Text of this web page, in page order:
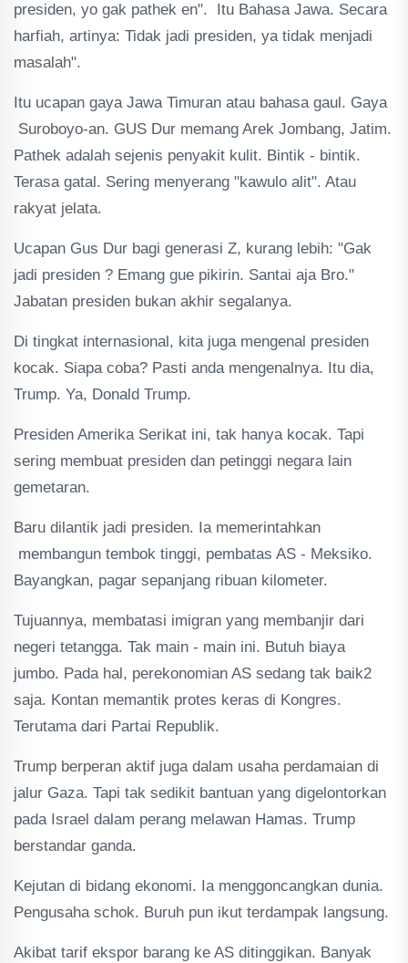
presiden, yo gak pathek en". Itu Bahasa Jawa. Secara
harfiah, artinya: Tidak jadi presiden, ya tidak menjadi
masalah".
Itu ucapan gaya Jawa Timuran atau bahasa gaul. Gaya
Suroboyo-an. GUS Dur memang Arek Jombang, Jatim.
Pathek adalah sejenis penyakit kulit. Bintik - bintik.
Terasa gatal. Sering menyerang "kawulo alit". Atau
rakyat jelata.
Ucapan Gus Dur bagi generasi Z, kurang lebih: "Gak
jadi presiden ? Emang gue pikirin. Santai aja Bro."
Jabatan presiden bukan akhir segalanya.
Di tingkat internasional, kita juga mengenal presiden
kocak. Siapa coba? Pasti anda mengenalnya. Itu dia,
Trump. Ya, Donald Trump.
Presiden Amerika Serikat ini, tak hanya kocak. Tapi
sering membuat presiden dan petinggi negara lain
gemetaran.
Baru dilantik jadi presiden. Ia memerintahkan
membangun tembok tinggi, pembatas AS - Meksiko.
Bayangkan, pagar sepanjang ribuan kilometer.
Tujuannya, membatasi imigran yang membanjir dari
negeri tetangga. Tak main - main ini. Butuh biaya
jumbo. Pada hal, perekonomian AS sedang tak baik2
saja. Kontan memantik protes keras di Kongres.
Terutama dari Partai Republik.
Trump berperan aktif juga dalam usaha perdamaian di
jalur Gaza. Tapi tak sedikit bantuan yang digelontorkan
pada Israel dalam perang melawan Hamas. Trump
berstandar ganda.
Kejutan di bidang ekonomi. Ia menggoncangkan dunia.
Pengusaha schok. Buruh pun ikut terdampak langsung.
Akibat tarif ekspor barang ke AS ditinggikan. Banyak